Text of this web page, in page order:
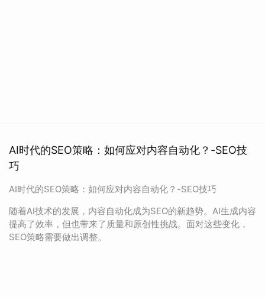
AI时代的SEO策略：如何应对内容自动化？-SEO技
巧
AI时代的SEO策略：如何应对内容自动化？-SEO技巧
随着AI技术的发展，内容自动化成为SEO的新趋势。AI生成内容
提高了效率，但也带来了质量和原创性挑战。面对这些变化，
SEO策略需要做出调整。